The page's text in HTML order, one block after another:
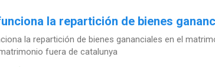
la repartición de bienes
la repartición de bienes gananciales en el
fuera de catalunya